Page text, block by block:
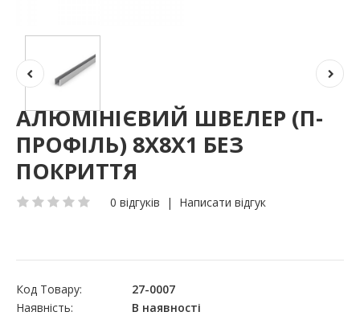
АЛЮМІНІЄВИЙ ШВЕЛЕР (П-
ПРОФІЛЬ) 8Х8Х1 БЕЗ
ПОКРИТТЯ
0 відгуків | Написати відгук
Код Товару:
27-0007
Наявність:
В наявності